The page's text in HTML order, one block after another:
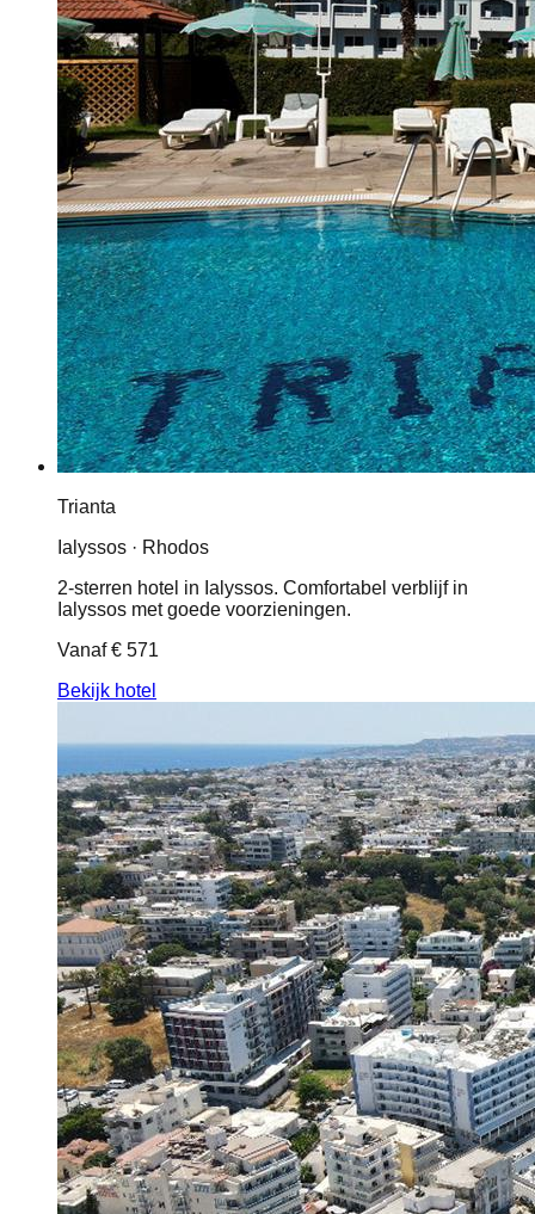
Trianta
Ialyssos · Rhodos
2-sterren hotel in Ialyssos. Comfortabel verblijf in
Ialyssos met goede voorzieningen.
Vanaf€ 571
Bekijk hotel